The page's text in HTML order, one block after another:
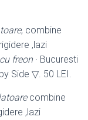
, combine
,lazi
freon· Bucuresti
Side ▽. 50 LEI.
combine
,lazi